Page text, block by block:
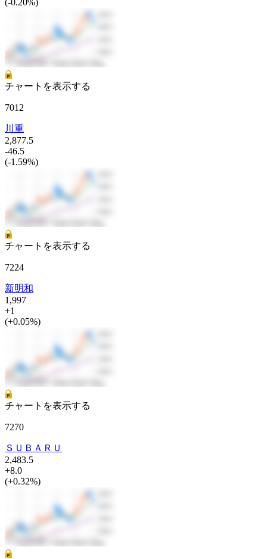
チャートを表示する
7012
川重
2,877.5
-46.5
(-1.59%)
チャートを表示する
7224
新明和
1,997
+1
(+0.05%)
チャートを表示する
7270
ＳＵＢＡＲＵ
2,483.5
+8.0
(+0.32%)